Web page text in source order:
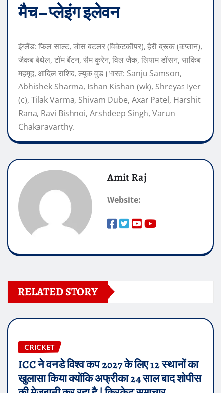
मैच – प्लेइंग इलेवन
इंग्लैंड: फिल साल्ट, जोस बटलर (विकेटकीपर), हैरी ब्रूक (कप्तान),
जैकब बेथेल, टॉम बैंटन, सैम कुरेन, विल जैक, लियाम डॉसन, साकिब
महमूद, आदिल राशिद, ल्यूक वुड।भारत: Sanju Samson,
Abhishek Sharma, Ishan Kishan (wk), Shreyas Iyer
(c), Tilak Varma, Shivam Dube, Axar Patel, Harshit
Rana, Ravi Bishnoi, Arshdeep Singh, Varun
Chakaravarthy.
Amit Raj
Website:
RELATED STORY
CRICKET
ICC ने वनडे विश्व कप 2027 के लिए 12 स्थानों का
खुलासा किया क्योंकि अफ्रीका 24 साल बाद शोपीस